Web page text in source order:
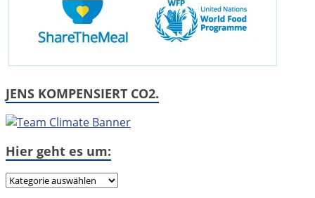
JENS KOMPENSIERT CO2.
Hier geht es um:
Hier